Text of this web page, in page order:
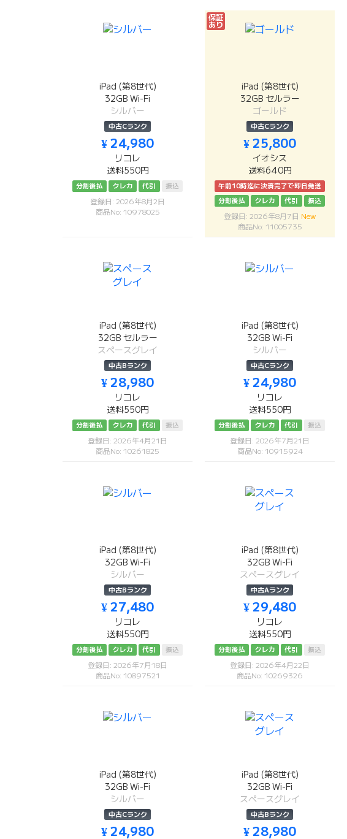
iPad (第8世代)
32GB Wi-Fi
シルバー
中古Cランク
¥ 24,980
リコレ
送料550円
分割後払 クレカ 代引 振込
登録日: 2026年8月2日
商品No: 10978025
保証
あり
iPad (第8世代)
32GB セルラー
ゴールド
中古Cランク
¥ 25,800
イオシス
送料640円
午前10時迄に決済完了で即日発送
分割後払
クレカ 代引 振込
登録日: 2026年8月7日 New
商品No: 11005735
iPad (第8世代)
32GB セルラー
スペースグレイ
中古Bランク
¥ 28,980
リコレ
送料550円
分割後払 クレカ 代引 振込
登録日: 2026年4月21日
商品No: 10261825
iPad (第8世代)
32GB Wi-Fi
シルバー
中古Cランク
¥ 24,980
リコレ
送料550円
分割後払 クレカ 代引 振込
登録日: 2026年7月21日
商品No: 10915924
iPad (第8世代)
32GB Wi-Fi
シルバー
中古Bランク
¥ 27,480
リコレ
送料550円
分割後払 クレカ 代引 振込
登録日: 2026年7月18日
商品No: 10897521
iPad (第8世代)
32GB Wi-Fi
スペースグレイ
中古Aランク
¥ 29,480
リコレ
送料550円
分割後払 クレカ 代引 振込
登録日: 2026年4月22日
商品No: 10269326
iPad (第8世代)
32GB Wi-Fi
シルバー
中古Cランク
¥ 24,980
iPad (第8世代)
32GB Wi-Fi
スペースグレイ
中古Bランク
¥ 28,980